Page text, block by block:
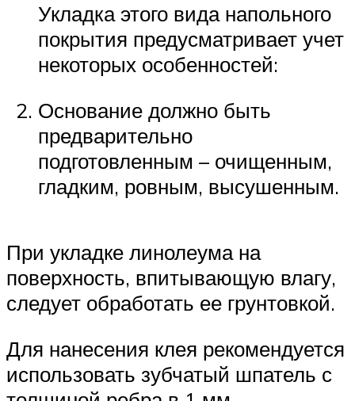
Укладка этого вида напольного
покрытия предусматривает учет
некоторых особенностей:
Основание должно быть
предварительно
подготовленным – очищенным,
гладким, ровным, высушенным.
При укладке линолеума на
поверхность, впитывающую влагу,
следует обработать ее грунтовкой.
Для нанесения клея рекомендуется
использовать зубчатый шпатель с